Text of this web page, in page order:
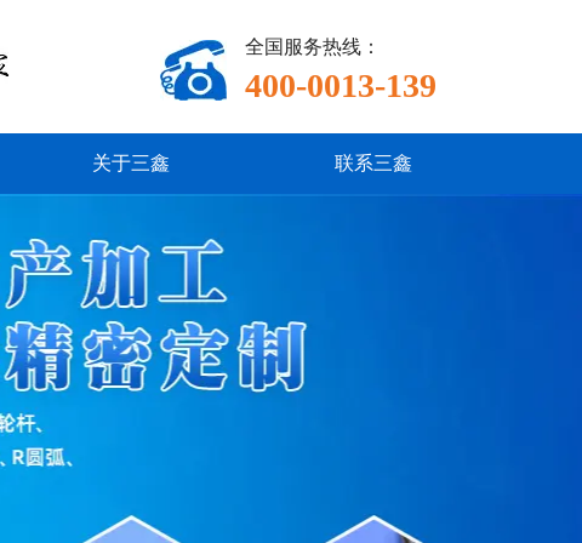
全国服务热线：
400-0013-139
关于三鑫 联系三鑫